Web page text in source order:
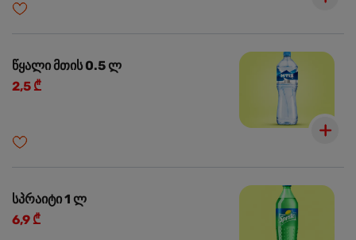
წყალი მთის 0.5 ლ
2,5 ₾
სპრაიტი 1 ლ
6,9 ₾